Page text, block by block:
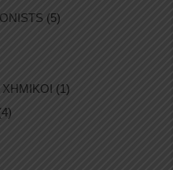
(5)
ΧΗΜΙΚΟΙ (1)